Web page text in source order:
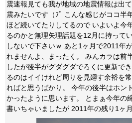
震速報見ても我が地域の地震情報は出
震みたいです（ﾌﾟ こんな感じがココ半
ほど続いてたりしてるので いよいよ今
るのかと無理矢理話題を12月に持って
しないで下さいｗ あと1ヶ月で2011年
れませんよ、まったく。 みんカラは前
したが後半がグダグダでろくに更新で
るのはイイけれど周りを見廻す余裕を
ればと思うばかり。 今年の後半はホン
かったように思います。 とまぁ今年の
書いちゃいましたが 2011年の残り1ヶ